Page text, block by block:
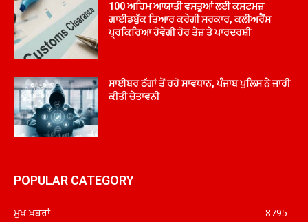
100 ਅਹਿਮ ਆਯਾਤੀ ਵਸਤੂਆਂ ਲਈ ਕਸਟਮਜ਼
ਗਾਈਡਬੁੱਕ ਤਿਆਰ ਕਰੇਗੀ ਸਰਕਾਰ, ਕਲੀਅਰੈਂਸ
ਪ੍ਰਕਿਰਿਆ ਹੋਵੇਗੀ ਹੋਰ ਤੇਜ਼ ਤੇ ਪਾਰਦਰਸ਼ੀ
ਸਾਈਬਰ ਠੱਗਾਂ ਤੋਂ ਰਹੋ ਸਾਵਧਾਨ, ਪੰਜਾਬ ਪੁਲਿਸ ਨੇ ਜਾਰੀ
ਕੀਤੀ ਚੇਤਾਵਨੀ
POPULAR CATEGORY
ਮੁਖ ਖ਼ਬਰਾਂ
8795